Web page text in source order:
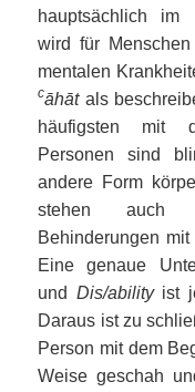
hauptsächlich im
wird für
mentalen
cāhāt als
häufigsten mit
Personen sind
andere Form
stehen auch
Behinderungen
Eine genaue
und Dis/abilityist
Daraus ist zu
Person mit dem
Weise geschah